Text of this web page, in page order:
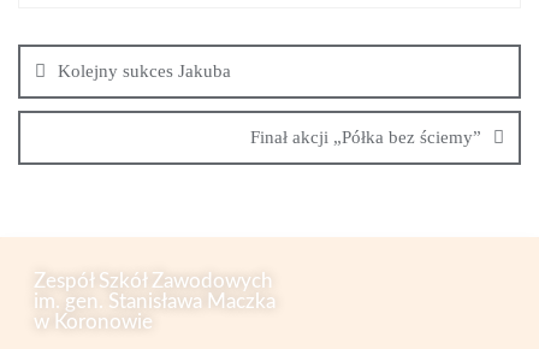
Kolejny sukces Jakuba
Finał akcji „Półka bez ściemy”
Zespół Szkół Zawodowych
im. gen. Stanisława Maczka
w Koronowie